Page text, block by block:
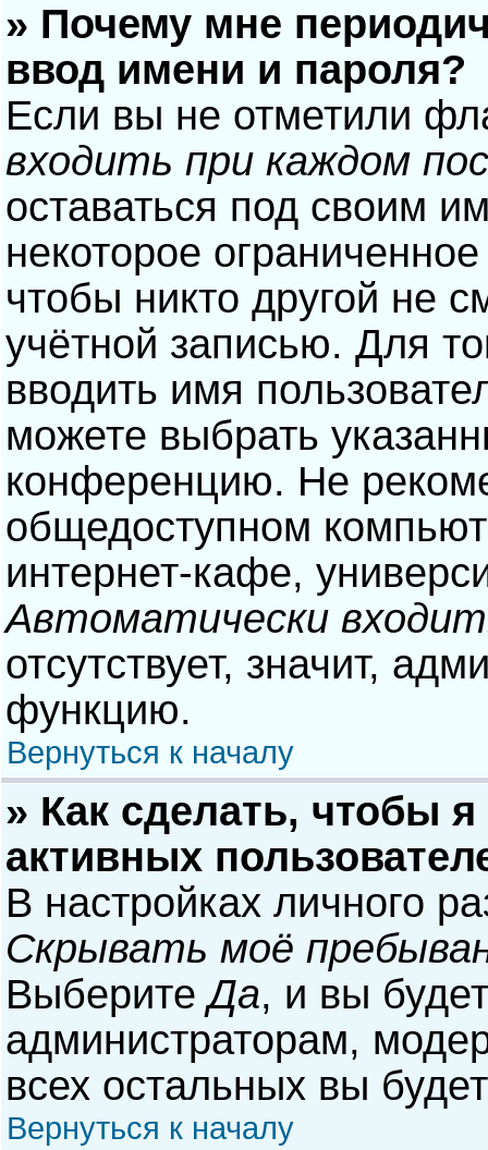
» Почему мне
ввод имени и пароля?
Если вы не отметили
входить при каждом
оставаться под своим
некоторое
чтобы никто другой не
учётной записью. Для
вводить имя
можете выбрать
конференцию. Не
общедоступном
интернет-кафе,
Автоматически
отсутствует, значит,
функцию.
Вернуться к началу
» Как сделать, чтобы
активных
В настройках личного
Скрывать моё
ВыберитеДа, и вы
администраторам,
всех остальных вы
Вернуться к началу